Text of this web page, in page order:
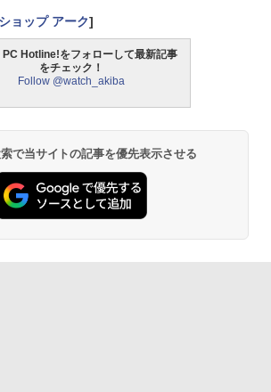
ョップ アーク]
Hotline!をフォローして最新記事
をチェック！
Follow @watch_akiba
で当サイトの記事を優先表示させる